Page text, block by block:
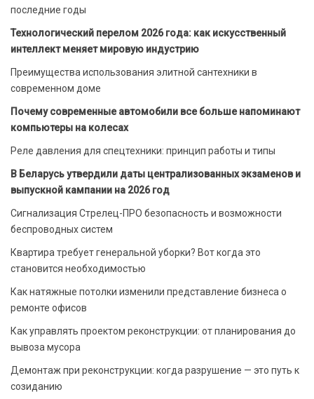
последние годы
Технологический перелом 2026 года: как искусственный
интеллект меняет мировую индустрию
Преимущества использования элитной сантехники в
современном доме
Почему современные автомобили все больше напоминают
компьютеры на колесах
Реле давления для спецтехники: принцип работы и типы
В Беларусь утвердили даты централизованных экзаменов и
выпускной кампании на 2026 год
Сигнализация Стрелец-ПРО безопасность и возможности
беспроводных систем
Квартира требует генеральной уборки? Вот когда это
становится необходимостью
Как натяжные потолки изменили представление бизнеса о
ремонте офисов
Как управлять проектом реконструкции: от планирования до
вывоза мусора
Демонтаж при реконструкции: когда разрушение — это путь к
созиданию